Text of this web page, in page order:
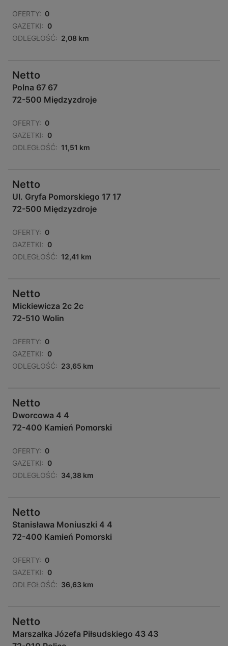
OFERTY: 0
GAZETKI: 0
ODLEGŁOŚĆ: 2,08 km
Netto
Polna 67 67
72-500 Międzyzdroje
OFERTY: 0
GAZETKI: 0
ODLEGŁOŚĆ: 11,51 km
Netto
Ul. Gryfa Pomorskiego 17 17
72-500 Międzyzdroje
OFERTY: 0
GAZETKI: 0
ODLEGŁOŚĆ: 12,41 km
Netto
Mickiewicza 2c 2c
72-510 Wolin
OFERTY: 0
GAZETKI: 0
ODLEGŁOŚĆ: 23,65 km
Netto
Dworcowa 4 4
72-400 Kamień Pomorski
OFERTY: 0
GAZETKI: 0
ODLEGŁOŚĆ: 34,38 km
Netto
Stanisława Moniuszki 4 4
72-400 Kamień Pomorski
OFERTY: 0
GAZETKI: 0
ODLEGŁOŚĆ: 36,63 km
Netto
Marszałka Józefa Piłsudskiego 43 43